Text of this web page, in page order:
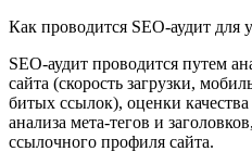
Как проводится SEO-аудит для
SEO-аудит проводится путем
сайта (скорость загрузки,
битых ссылок), оценки
анализа мета-тегов и
ссылочного профиля сайта.